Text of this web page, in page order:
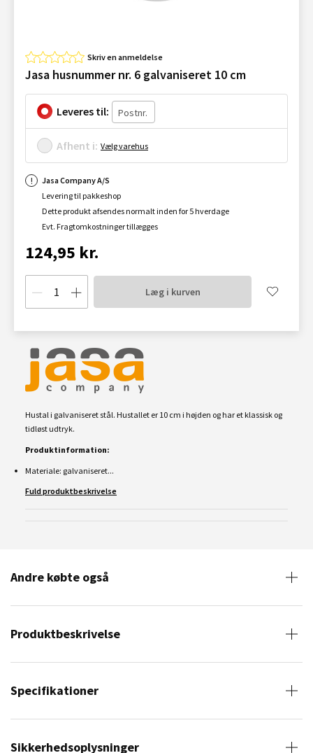
Skriv en anmeldelse
Jasa husnummer nr. 6 galvaniseret 10 cm
Leveres til:
Afhent i: Vælg varehus
Jasa Company A/S
Levering til pakkeshop
Dette produkt afsendes normalt inden for 5 hverdage
Evt. Fragtomkostninger tillægges
124,95 kr.
Læg i kurven
Hustal i galvaniseret stål. Hustallet er 10 cm i højden og har et klassisk og
tidløst udtryk.
Produktinformation:
Materiale: galvaniseret...
Fuld produktbeskrivelse
Andre købte også
Produktbeskrivelse
Specifikationer
Sikkerhedsoplysninger